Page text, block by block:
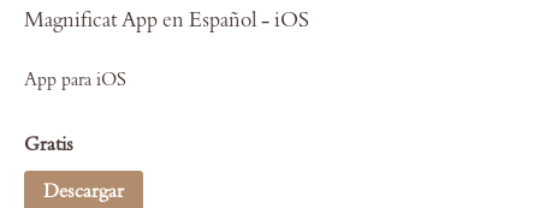
Magnificat App en Español - iOS
App para iOS
Gratis
Descargar